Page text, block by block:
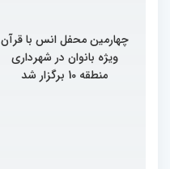
چهارمین محفل انس با قرآن
ویژه بانوان در شهرداری
منطقه 10 برگزار شد